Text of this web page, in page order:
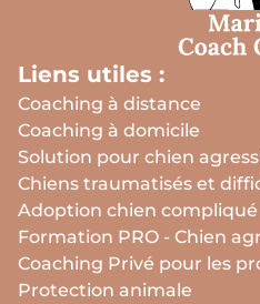
Liens utiles :
Coaching à distance
Coaching à domicile
Solution pour chien
Chiens traumatisés et
Adoption chien compliqué
Formation PRO - Chien
Coaching Privé pour les
Protection animale